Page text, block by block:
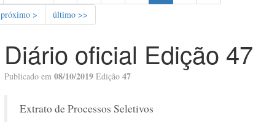
próximo > último >>
Diário oficial Edição 47
Publicado em 08/10/2019 Edição 47
Extrato de Processos Seletivos